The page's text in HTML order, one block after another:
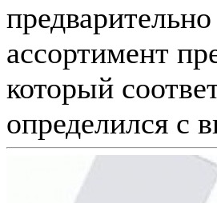
ассортимент
который
определился с